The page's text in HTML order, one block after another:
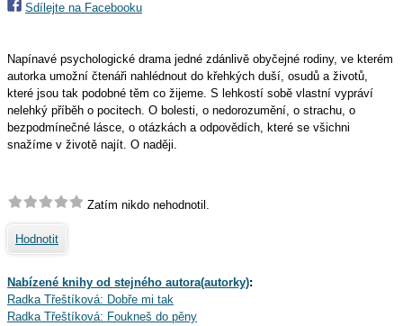
Sdílejte na Facebooku
Napínavé psychologické drama jedné zdánlivě obyčejné rodiny, ve kterém
autorka umožní čtenáři nahlédnout do křehkých duší, osudů a životů,
které jsou tak podobné těm co žijeme. S lehkostí sobě vlastní vypráví
nelehký příběh o pocitech. O bolesti, o nedorozumění, o strachu, o
bezpodmínečné lásce, o otázkách a odpovědích, které se všichni
snažíme v životě najít. O naději.
Zatím nikdo nehodnotil.
Hodnotit
Nabízené knihy od stejného autora(autorky):
Radka Třeštíková: Dobře mi tak
Radka Třeštíková: Foukneš do pěny